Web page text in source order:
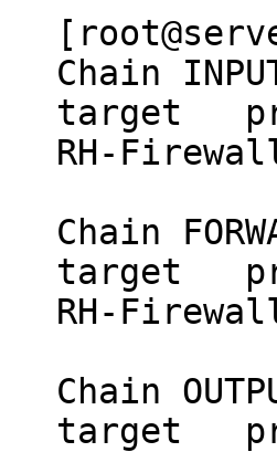
Chain
target
RH-
Chain
target
RH-
Chain
target